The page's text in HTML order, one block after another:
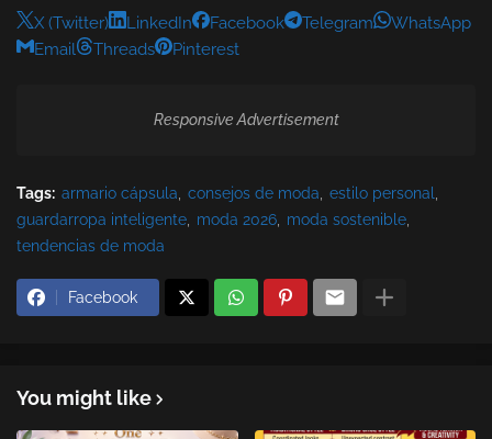
X (Twitter) LinkedIn Facebook Telegram
WhatsApp
Email
Threads Pinterest
Responsive Advertisement
Tags: armario cápsula consejos de moda
estilo personal
guardarropa inteligente
moda 2026
moda sostenible
tendencias de moda
Facebook
You might like